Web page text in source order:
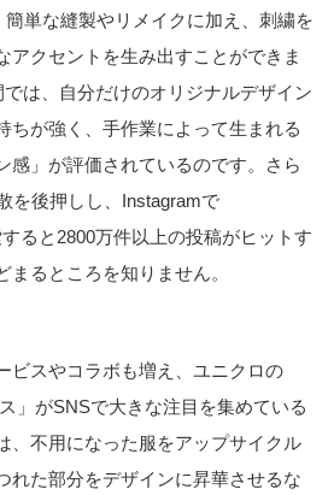
単な縫製やリメイクに加え、刺繍を
アクセントを生み出すことができま
は、自分だけのオリジナルデザイン
ちが強く、手作業によって生まれる
感」が評価されているのです。さら
を後押しし、Instagramで
すると2800万件以上の投稿がヒットす
まるところを知りません。
ビスやコラボも増え、ユニクロの
」がSNSで大きな注目を集めている
、不用になった服をアップサイクル
れた部分をデザインに昇華させるな